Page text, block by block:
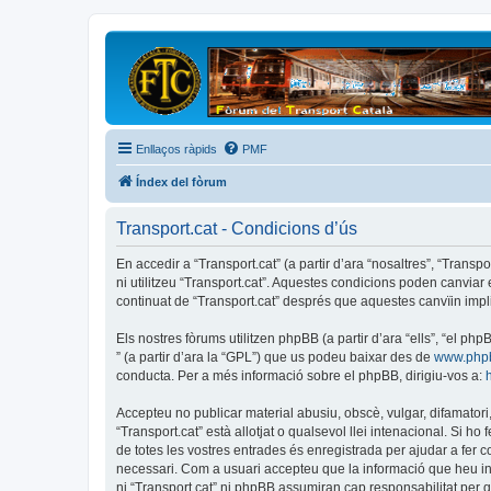
Enllaços ràpids PMF
Índex del fòrum
Transport.cat - Condicions d’ús
En accedir a “Transport.cat” (a partir d’ara “nosaltres”,
ni utilitzeu “Transport.cat”. Aquestes condicions poden
continuat de “Transport.cat” després que aquestes canvïin
Els nostres fòrums utilitzen phpBB (a partir d’ara “ells”, “el
” (a partir d’ara la “GPL”) que us podeu baixar des de
conducta. Per a més informació sobre el phpBB, dirigiu-vos a:
Accepteu no publicar material abusiu, obscè, vulgar,
“Transport.cat” està allotjat o qualsevol llei intenacional. Si
de totes les vostres entrades és enregistrada per ajudar a fer
necessari. Com a usuari accepteu que la informació que heu
ni “Transport.cat” ni phpBB assumiran cap responsabilitat